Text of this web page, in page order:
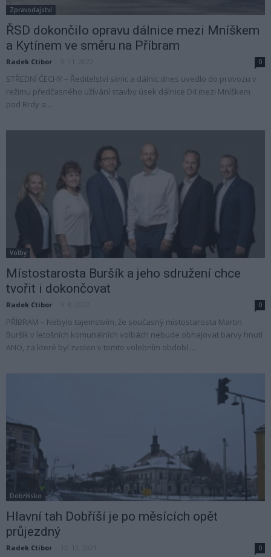
Zpravodajství
ŘSD dokončilo opravu dálnice mezi Mníškem
a Kytínem ve směru na Příbram
Radek Ctibor 0
STŘEDNÍ ČECHY – Ředitelství silnic a dálnic dnes uvedlo do provozu v
režimu předčasného užívání stavby úsek dálnice D4 mezi Mníškem
pod Brdy a...
Volby
Místostarosta Buršík a jeho sdružení chce
tvořit i dokončovat
Radek Ctibor 0
PŘÍBRAM – Nebylo tajemstvím, že současný místostarosta Martin
Buršík v letošních komunálních volbách nebude obhajovat barvy hnutí
ANO, za které byl zvolen v tomto volebním období....
Dobříšsko
Hlavní tah Dobříší je po měsících opět
průjezdný
Radek Ctibor 0